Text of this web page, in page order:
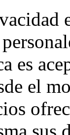
es
el
sus